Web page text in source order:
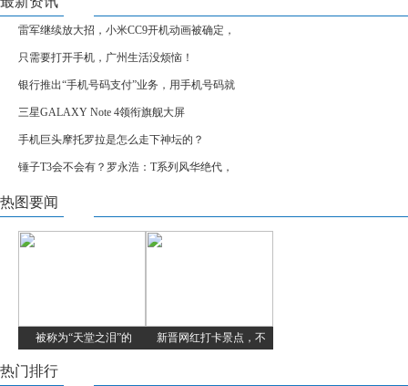
雷军继续放大招，小米CC9开机动画被确定，
只需要打开手机，广州生活没烦恼！
银行推出“手机号码支付”业务，用手机号码就
三星GALAXY Note 4领衔旗舰大屏
手机巨头摩托罗拉是怎么走下神坛的？
锤子T3会不会有？罗永浩：T系列风华绝代，
热图要闻
被称为“天堂之泪”的 新晋网红打卡景点，不
热门排行